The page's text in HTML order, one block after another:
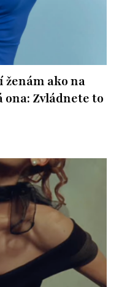
ako na
ona: Zvládnete to